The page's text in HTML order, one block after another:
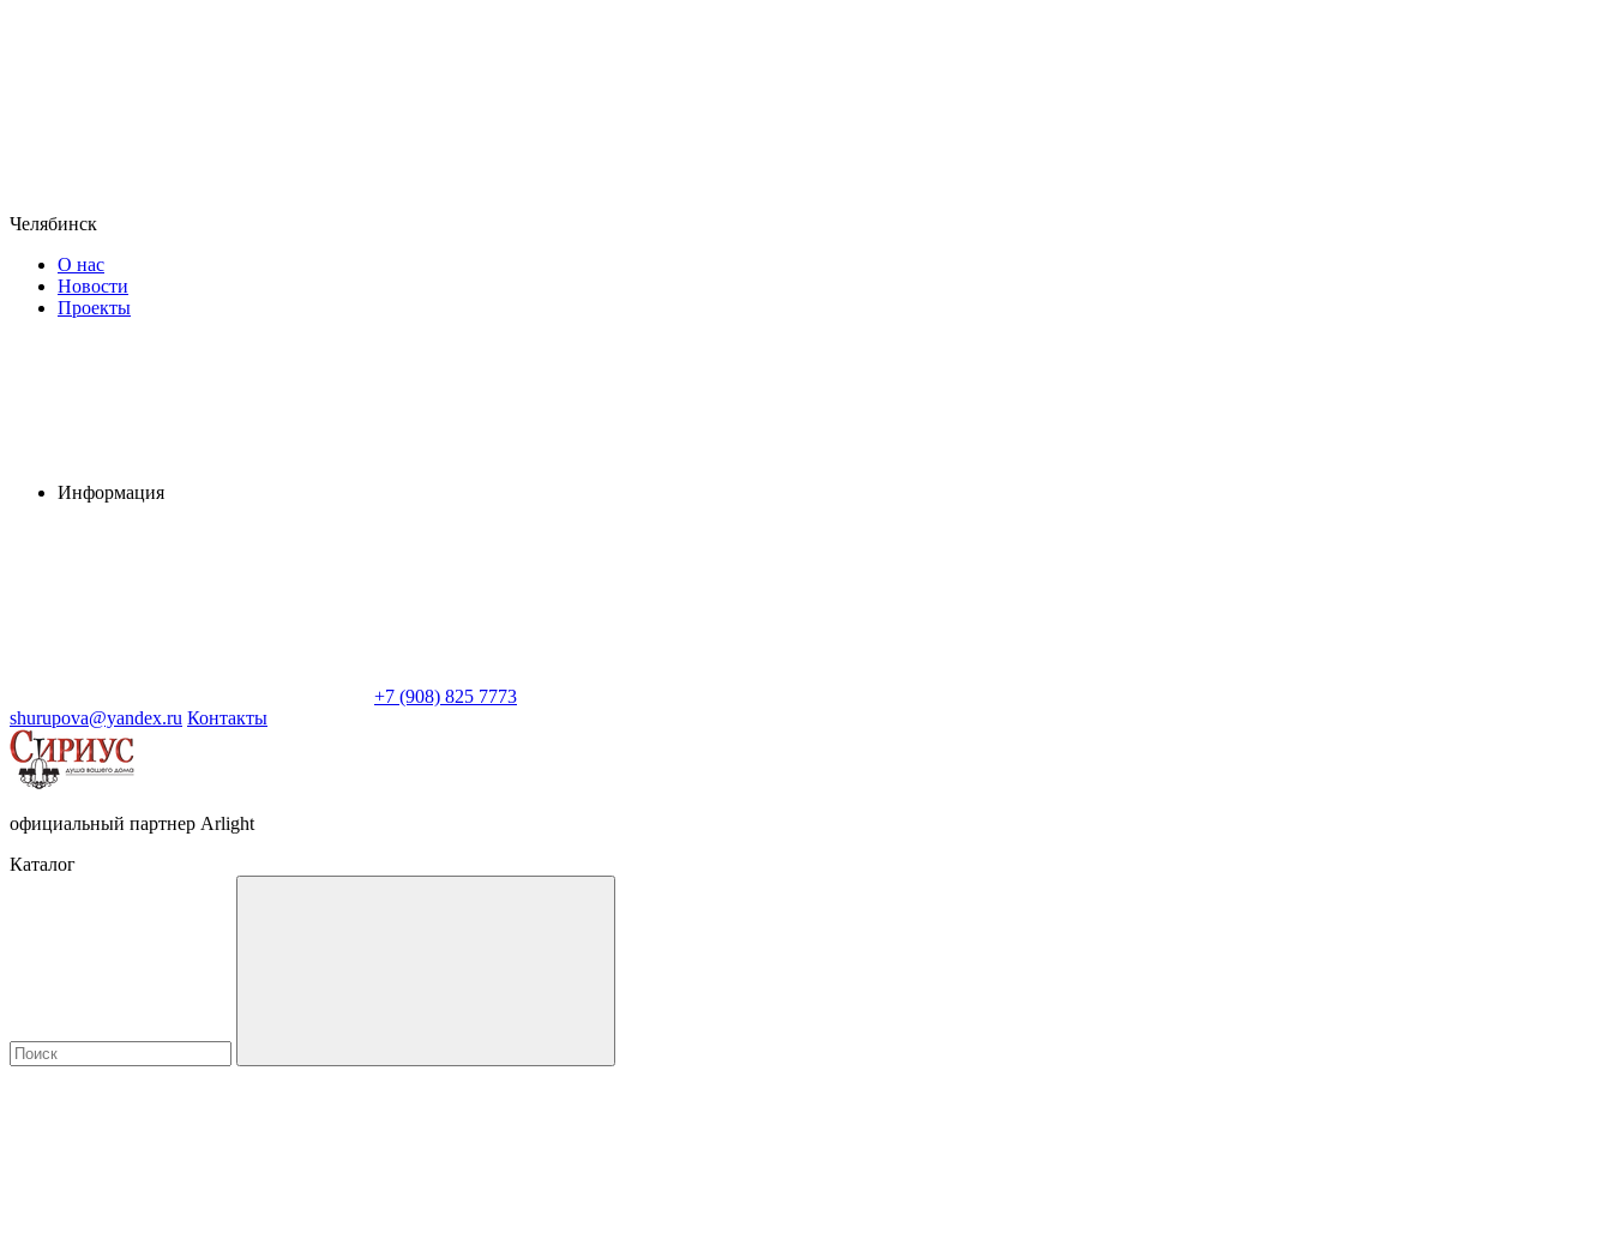
Челябинск
О нас
Новости
Проекты
Информация
+7 (908) 825 7773
shurupova@yandex.ru Контакты
официальный партнер Arlight
Каталог